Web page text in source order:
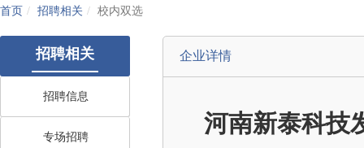
首页 招聘相关 校内双选
招聘相关
招聘信息
专场招聘
企业详情
河南新泰科技